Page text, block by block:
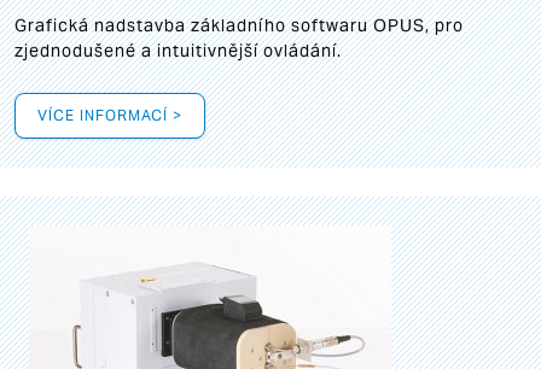
Grafickánadstavba základního softwaru OPUS, pro
zjednodušené a intuitivnější ovládání.
VÍCE INFORMACÍ >